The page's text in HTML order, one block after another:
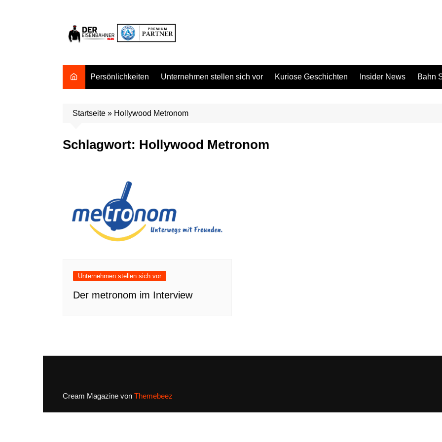
Persönlichkeiten Unternehmen stellen sich vor Kuriose Geschichten Insider News Bahn
Startseite » Hollywood Metronom
Schlagwort: Hollywood Metronom
Unternehmen stellen sich vor
Der metronom im Interview
Cream Magazine von Themebeez